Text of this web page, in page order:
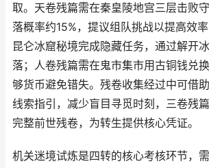
取。天卷残篇需在秦皇陵地宫三层击败
落概率约15%，提议组队挑战以提高效
昆仑冰窟秘境完成隐藏任务，通过解开
落；人卷残篇需在鬼市集市用古铜钱兑
够货币避免错失。残卷收集经过中可借
线索指引，减少盲目寻觅时刻，三卷残
完整前世残卷，为转生提供核心凭证。
机关迷境试炼是四转的核心考核环节，